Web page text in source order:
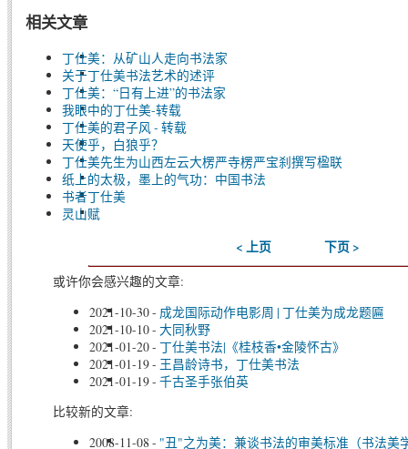
相关文章
丁仕美：从矿山人走向书法家
关于丁仕美书法艺术的述评
丁仕美：“日有上进”的书法家
我眼中的丁仕美-转载
丁仕美的君子风 - 转载
天使乎，白狼乎？
丁仕美先生为山西左云大楞严寺楞严宝刹撰写楹联
纸上的太极，墨上的气功：中国书法
书者丁仕美
灵山赋
< 上页 下页 >
或许你会感兴趣的文章:
2021-10-30- 成龙国际动作电影周 | 丁仕美为成龙题匾
2021-10-10- 大同秋野
2021-01-20- 丁仕美书法|《桂枝香•金陵怀古》
2021-01-19- 王昌龄诗书，丁仕美书法
2021-01-19- 千古圣手张伯英
比较新的文章:
2008-11-08 - "丑"之为美：兼谈书法的审美标准（书法美